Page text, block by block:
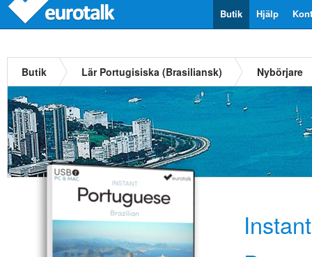
Hjälp
Butik
Butik Lär Portugisiska (Brasiliansk) Nybörjare